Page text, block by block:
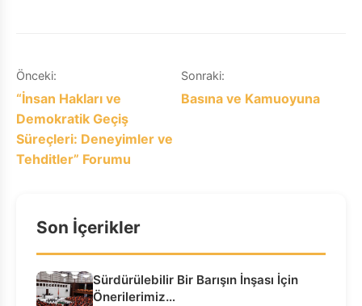
Yazı
gezinmesi
Önceki:
“İnsan Hakları ve
Demokratik Geçiş
Süreçleri: Deneyimler ve
Tehditler” Forumu
Sonraki:
Basına ve Kamuoyuna
Son İçerikler
Sürdürülebilir Bir Barışın İnşası İçin
Önerilerimiz…